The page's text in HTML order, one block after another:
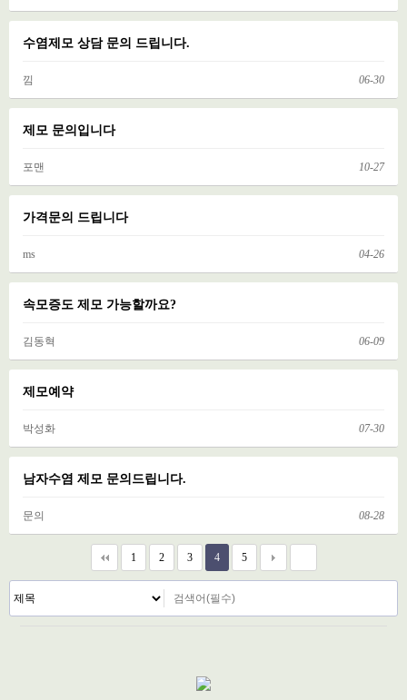
수염제모 상담 문의 드립니다.
낌 06-30
제모 문의입니다
포맨 10-27
가격문의 드립니다
ms 04-26
속모증도 제모 가능할까요?
김동혁 06-09
제모예약
박성화 07-30
남자수염 제모 문의드립니다.
문의 08-28
1 2 3 4 5